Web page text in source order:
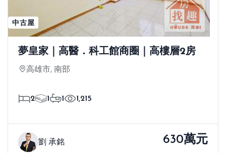
中古屋
夢皇家｜高醫．科工館商圈｜高樓層2房
高雄市, 南部
2 1 1 1,215
劉 承銘 630萬元